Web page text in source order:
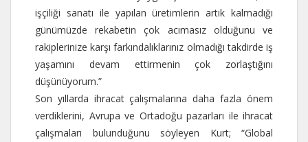
işçiliği sanatı ile yapılan üretimlerin artık kalmadığı
günümüzde rekabetin çok acımasız olduğunu ve
rakiplerinize karşı farkındalıklarınız olmadığı takdirde iş
yaşamını devam ettirmenin çok zorlaştığını
düşünüyorum.”
Son yıllarda ihracat çalışmalarına daha fazla önem
verdiklerini, Avrupa ve Ortadoğu pazarları ile ihracat
çalışmaları bulunduğunu söyleyen Kurt; “Global